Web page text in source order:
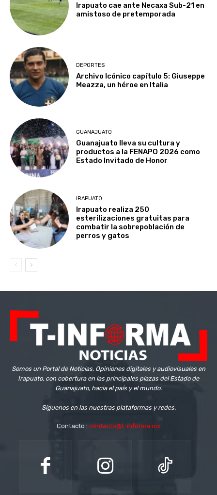
Irapuato cae ante Necaxa Sub-21 en
amistoso de pretemporada
DEPORTES
Archivo Icónico capítulo 5: Giuseppe
Meazza, un héroe en Italia
GUANAJUATO
Guanajuato lleva su cultura y
productos a la FENAPO 2026 como
Estado Invitado de Honor
IRAPUATO
Irapuato realiza 250
esterilizaciones gratuitas para
combatir la sobrepoblación de
perros y gatos
Somos un Portal de Noticias, Opiniones digitales y audiovisuales en
Irapuato, con cobertura en las principales plazas del Estado de
Guanajuato, hacia el país y el mundo.
Síguenos en las nuestras plataformas y redes.
Contacto : contacto@t-informa.mx